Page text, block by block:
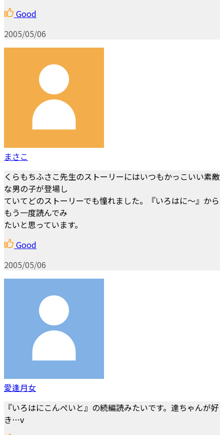
Good
2005/05/06
まさこ
くらもちふさこ先生のストーリーにはいつもかっこいい素敵
な男の子が登場し
ていてどのストーリーでも憧れました。『いろはに～』から
もう一度読んでみ
たいと思っています。
Good
2005/05/06
愛逢月女
『いろはにこんぺいと』の続編読みたいです。達ちゃんが好
き…v